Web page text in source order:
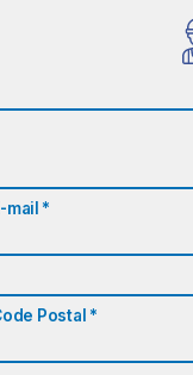
mail *
Postal *